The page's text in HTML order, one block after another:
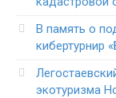
В память о
кибертурнир
экотуризма